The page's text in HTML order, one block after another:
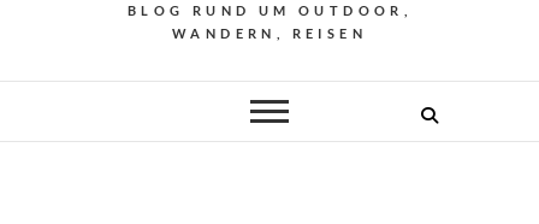
BLOG RUND UM OUTDOOR,
WANDERN, REISEN